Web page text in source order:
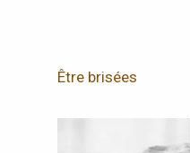
Être brisées